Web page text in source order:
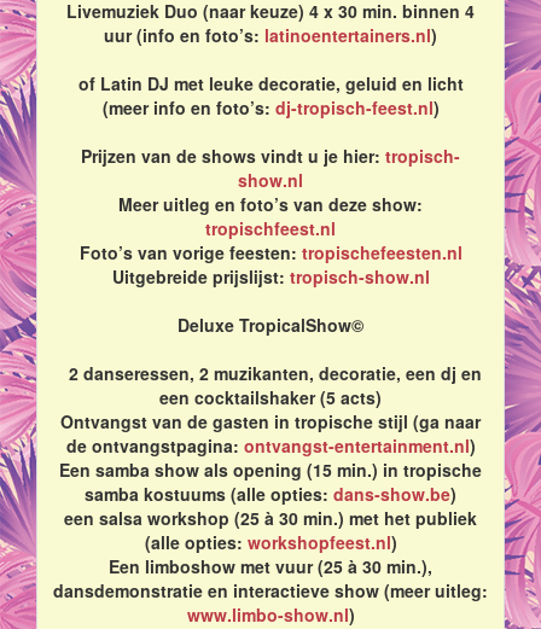
Livemuziek Duo (naar keuze) 4 x 30 min. binnen 4
uur (info en foto’s: latinoentertainers.nl)
of Latin DJ met leuke decoratie, geluid en licht
(meer info en foto’s: dj-tropisch-feest.nl)
Prijzen van de shows vindt u je hier: tropisch-
show.nl
Meer uitleg en foto’s van deze show:
tropischfeest.nl
Foto’s van vorige feesten: tropischefeesten.nl
Uitgebreide prijslijst: tropisch-show.nl
Deluxe TropicalShow©
2 danseressen, 2 muzikanten, decoratie, een dj en
een cocktailshaker (5 acts)
Ontvangst van de gasten in tropische stijl (ga naar
de ontvangstpagina: ontvangst-entertainment.nl)
Een samba show als opening (15 min.) in tropische
samba kostuums (alle opties: dans-show.be)
een salsa workshop (25 à 30 min.) met het publiek
(alle opties: workshopfeest.nl)
Een limboshow met vuur (25 à 30 min.),
dansdemonstratie en interactieve show (meer uitleg:
www.limbo-show.nl)